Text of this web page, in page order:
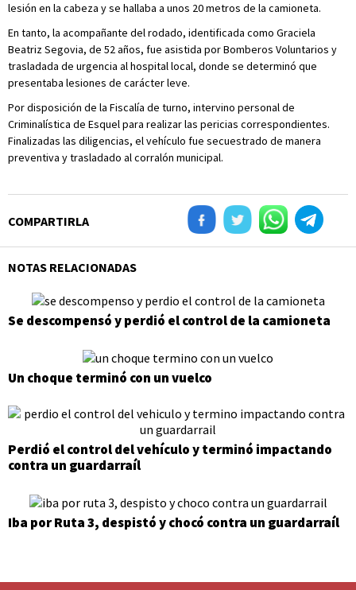
lesión en la cabeza y se hallaba a unos 20 metros de la camioneta.
En tanto, la acompañante del rodado, identificada como Graciela
Beatriz Segovia, de 52 años, fue asistida por Bomberos Voluntarios y
trasladada de urgencia al hospital local, donde se determinó que
presentaba lesiones de carácter leve.
Por disposición de la Fiscalía de turno, intervino personal de
Criminalística de Esquel para realizar las pericias correspondientes.
Finalizadas las diligencias, el vehículo fue secuestrado de manera
preventiva y trasladado al corralón municipal.
COMPARTIRLA
NOTAS RELACIONADAS
Se descompensó y perdió el control de la camioneta
Un choque terminó con un vuelco
Perdió el control del vehículo y terminó impactando
contra un guardarraíl
Iba por Ruta 3, despistó y chocó contra un guardarraíl